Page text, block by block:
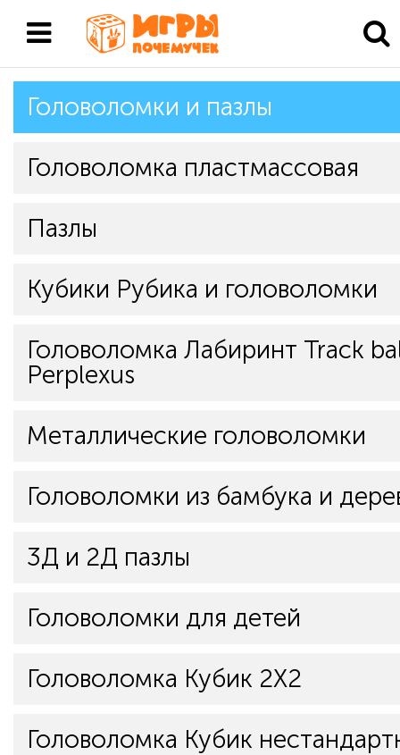
Головоломки и пазлы
Головоломка пластмассовая
Пазлы
Кубики Рубика и головоломки
Головоломка Лабиринт Track
Perplexus
Металлические головоломки
Головоломки из бамбука и
3Д и 2Д пазлы
Головоломки для детей
Головоломка Кубик 2Х2
Головоломка Кубик